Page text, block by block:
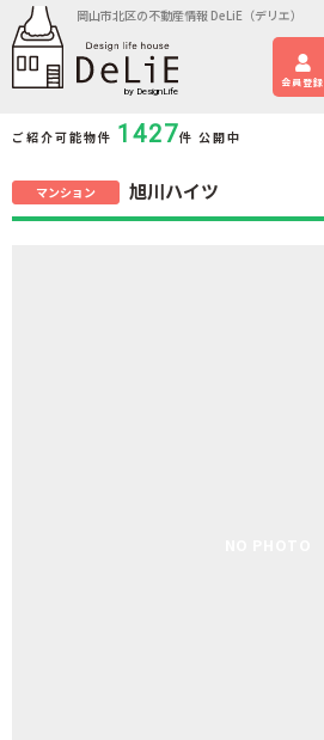
岡山市北区の不動産情報 DeLiE（デリエ）
会員登録
ご紹介可能物件 1427件 公開中
マンション 旭川ハイツ